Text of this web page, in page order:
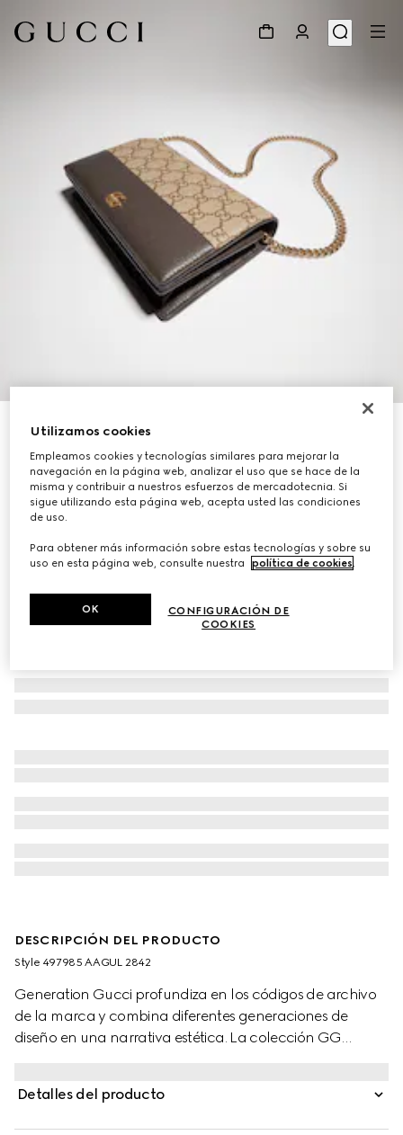
Cartera con Cadena Bicolor GG Marmont
MXN 23,900
Variacionespiel color topo y Supreme
DESCRIPCIÓN DEL PRODUCTO
Style ‎497985 AAGUL 2842
Generation Gucci profundiza en los códigos de archivo
de la marca y combina diferentes generaciones de
diseño en una narrativa estética. La colección GG
Doble G.
Detalles del producto
Utilizamos cookies
Empleamos cookies y tecnologías similares para mejorar la
navegación en la página web, analizar el uso que se hace de la
misma y contribuir a nuestros esfuerzos de mercadotecnia. Si
sigue utilizando esta página web, acepta usted las condiciones
de uso.
Para obtener más información sobre estas tecnologías y sobre su
uso en esta página web, consulte nuestra
política de cookies.
CONFIGURACIÓN DE
COOKIES
OK